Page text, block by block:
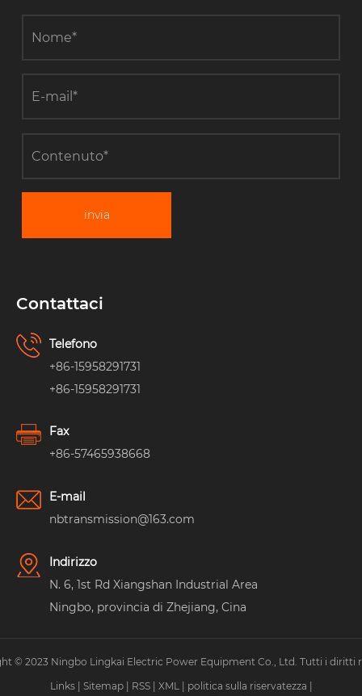
invia
Contattaci
Telefono
+86-15958291731
+86-15958291731
Fax
+86-57465938668
E-mail
nbtransmission@163.com
Indirizzo
N. 6, 1st Rd Xiangshan Industrial Area
Ningbo, provincia di Zhejiang, Cina
© 2023 Ningbo Lingkai Electric Power Equipment Co., Ltd. Tutti i diritti
Links
Sitemap RSS XML politica sulla riservatezza